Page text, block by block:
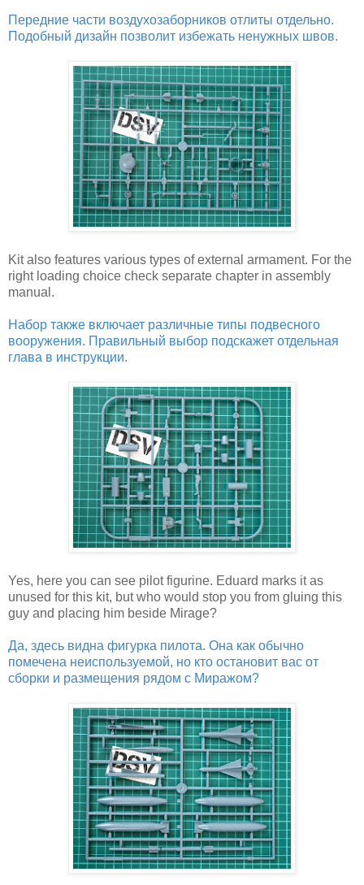
Передние части воздухозаборников отлиты отдельно.
Подобный дизайн позволит избежать ненужных швов.
Kit also features various types of external armament. For the
right loading choice check separate chapter in assembly
manual.
Набор также включает различные типы подвесного
вооружения. Правильный выбор подскажет отдельная
глава в инструкции.
Yes, here you can see pilot figurine. Eduard marks it as
unused for this kit, but who would stop you from gluing this
guy and placing him beside Mirage?
Да, здесь видна фигурка пилота. Она как обычно
помечена неиспользуемой, но кто остановит вас от
сборки и размещения рядом с Миражом?